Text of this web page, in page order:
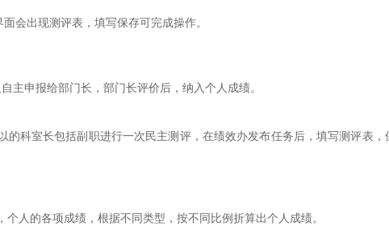
会出现测评表，填写保存可完成操作。
主申报给部门长，部门长评价后，纳入个人成绩。
的科室长包括副职进行一次民主测评，在绩效办发布任务后，填写测评表，
人的各项成绩，根据不同类型，按不同比例折算出个人成绩。